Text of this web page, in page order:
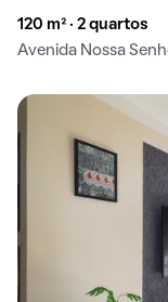
120 m² · 2 quartos
Avenida Nossa